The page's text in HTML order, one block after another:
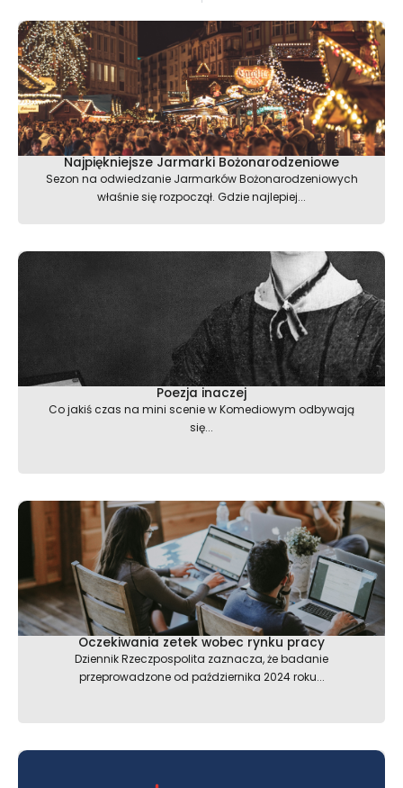
Najpiękniejsze Jarmarki Bożonarodzeniowe
Sezon na odwiedzanie Jarmarków Bożonarodzeniowych
właśnie się rozpoczął. Gdzie najlepiej...
Poezja inaczej
Co jakiś czas na mini scenie w Komediowym odbywają
się...
Oczekiwania zetek wobec rynku pracy
Dziennik Rzeczpospolita zaznacza, że badanie
przeprowadzone od października 2024 roku...